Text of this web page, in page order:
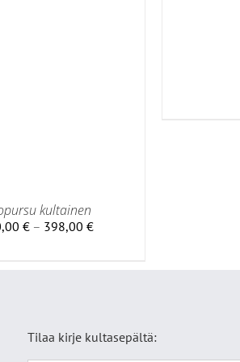
kultainen
€ – 398,00€Hintaluokka:
Tilaa kirje kultasepältä: